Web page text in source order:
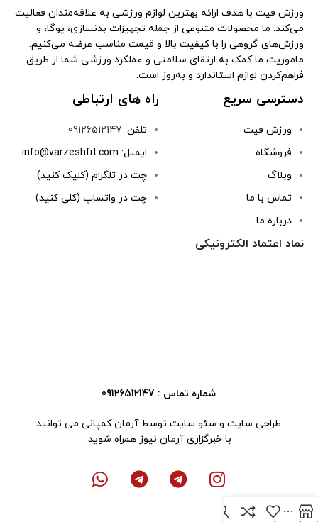
ورزش فیت با هدف ارائه بهترین لوازم ورزشی به علاقه‌مندان فعالیت
می‌کند. ما محصولات متنوعی از جمله تجهیزات بدنسازی، یوگا، و
ورزش‌های گروهی را با کیفیت بالا و قیمت مناسب عرضه می‌کنیم.
ماموریت ما کمک به ارتقای سلامتی و عملکرد ورزشی شما از طریق
فراهم‌کردن لوازم استاندارد و به‌روز است.
دسترسی سریع
ورزش فیت
فروشگاه
وبلاگ
تماس با ما
درباره ما
راه های ارتباطی
تلفن: 09126512147
ایمیل: info@varzeshfit.com
چت در تلگرام (کلیک کنید)
چت در واتساپ (کلی کنید)
نماد اعتماد الکترونیکی
شماره تماس : 09126512147
طراحی سایتو سئو سایتتوسط آرمان کمپانی می توانید
با خبرگزاری آرمان نیوز همراه شوید.